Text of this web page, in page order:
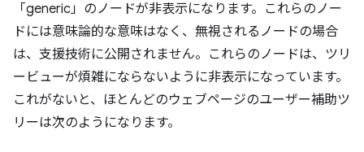
「generic」のノードが非表示になります。これらのノー
ドには意味論的な意味はなく、無視されるノードの場合
は、支援技術に公開されません。これらのノードは、ツリ
ービューが煩雑にならないように非表示になっています。
これがないと、ほとんどのウェブページのユーザー補助ツ
リーは次のようになります。